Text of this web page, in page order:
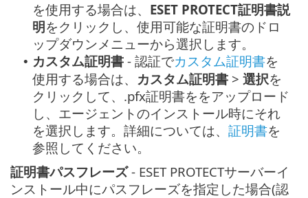
を使用する場合は、 ESET PROTECT証明書説
明をクリックし、使用可能な証明書のドロ
ップダウンメニューから選択します。
• カスタム証明書 - 認証でカスタム証明書を
使用する場合は、 カスタム証明書 > 選択を
クリックして、.pfx証明書ををアップロード
し、エージェントのインストール時にそれ
を選択します。詳細については、 証明書を
参照してください。
証明書パスフレーズ- ESET PROTECTサーバーイ
ンストール中にパスフレーズを指定した場合(認